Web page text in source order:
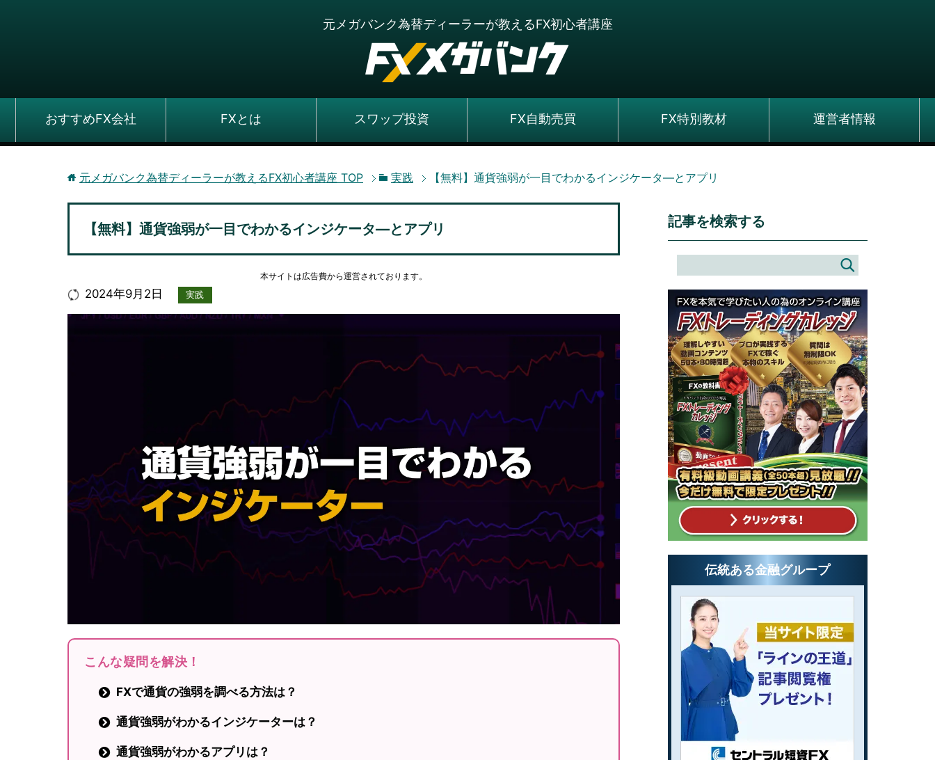
元メガバンク為替ディーラーが教えるFX初心者講座
おすすめFX会社 FXとは スワップ投資 FX自動売買 FX特別教材 運営者情報
元メガバンク為替ディーラーが教えるFX初心者講座 TOP 実践 【無料】通貨強弱が一目でわかるインジケータ―とアプリ
【無料】通貨強弱が一目でわかるインジケータ―とアプリ
本サイトは広告費から運営されております。
2024年9月2日 実践
こんな疑問を解決！
FXで通貨の強弱を調べる方法は？
通貨強弱がわかるインジケーターは？
通貨強弱がわかるアプリは？
記事を検索する
伝統ある金融グループ